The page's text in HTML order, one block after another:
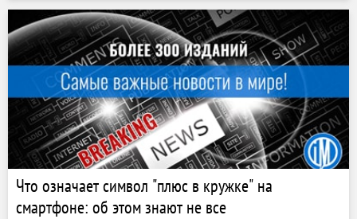
Что означает символ "плюс в кружке" на
смартфоне: об этом знают не все